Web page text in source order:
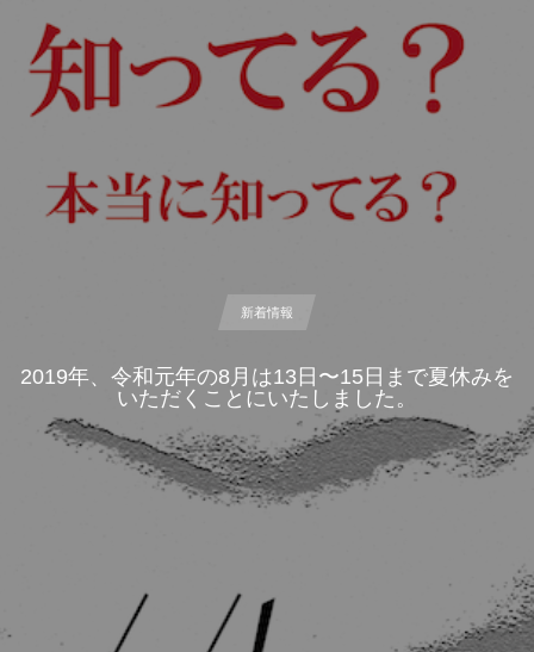
新着情報
2019年、令和元年の8月は13日〜15日まで夏休みを
いただくことにいたしました。